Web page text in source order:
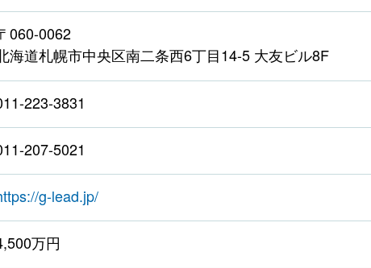
060-0062
海道札幌市中央区南二条西6丁目14-5 大友ビル8F
223-3831
207-5021
g-lead.jp/
万円